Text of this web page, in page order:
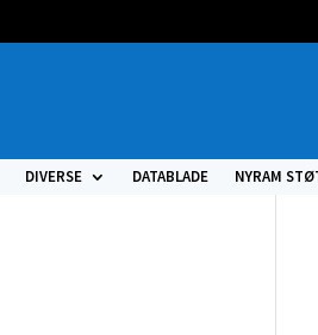
DIVERSE DATABLADE NYRAM